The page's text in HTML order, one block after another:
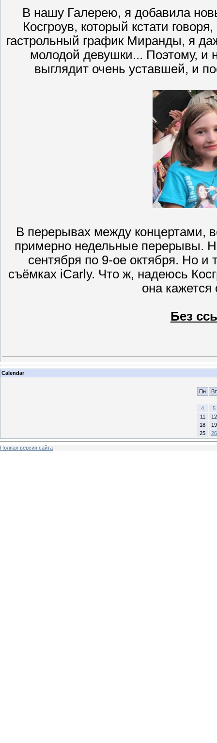
В нашу Галерею, я добавила
Косгроув, который кстати
гастрольный график Миранды, я
молодой девушки... Поэтому, и
выглядит очень уставшей, и
В перерывах между концертами,
примерно недельные перерывы.
сентября по 9-ое октября. Но и
съёмках iCarly. Что ж, надеюсь
она
Без
Calendar
Пн Вт
4
5
11
12
18
19
25
26
Полная версия сайта